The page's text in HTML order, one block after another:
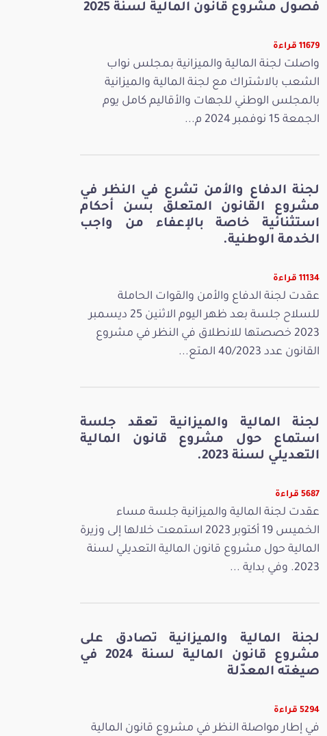
فصول مشروع قانون المالية لسنة 2025
11679 قراءة
واصلت لجنة المالية والميزانية بمجلس نواب
الشعب بالاشتراك مع لجنة المالية والميزانية
بالمجلس الوطني للجهات والأقاليم كامل يوم
الجمعة 15 نوفمبر 2024 م...
لجنة الدفاع والأمن تشرع في النظر في
مشروع القانون المتعلق بسن أحكام
استثنائية خاصة بالإعفاء من واجب
الخدمة الوطنية.
11134 قراءة
عقدت لجنة الدفاع والأمن والقوات الحاملة
للسلاح جلسة بعد ظهر اليوم الاثنين 25 ديسمبر
2023 خصصتها للانطلاق في النظر في مشروع
القانون عدد 40/2023 المتع...
لجنة المالية والميزانية تعقد جلسة
استماع حول مشروع قانون المالية
التعديلي لسنة 2023.
5687 قراءة
عقدت لجنة المالية والميزانية جلسة مساء
الخميس 19 أكتوبر 2023 استمعت خلالها إلى وزيرة
المالية حول مشروع قانون المالية التعديلي لسنة
2023. وفي بداية ...
لجنة المالية والميزانية تصادق على
مشروع قانون المالية لسنة 2024 في
صيغته المعدّلة
5294 قراءة
في إطار مواصلة النظر في مشروع قانون المالية